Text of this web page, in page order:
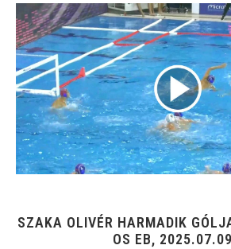
SZAKA OLIVÉR HARMADIK
OS EB,